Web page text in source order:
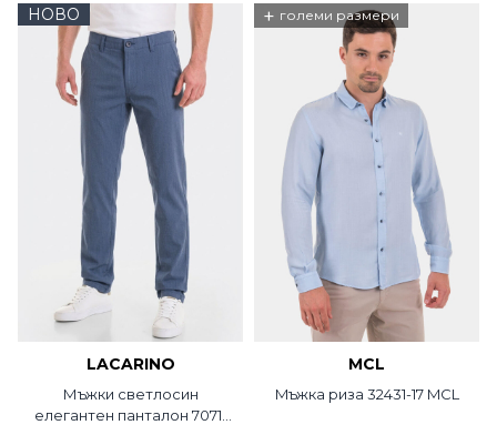
НОВО
LACARINO
Мъжки светлосин
елегантен панталон 7071-
+ големи размери
MCL
Mъжка риза 32431-17 MCL